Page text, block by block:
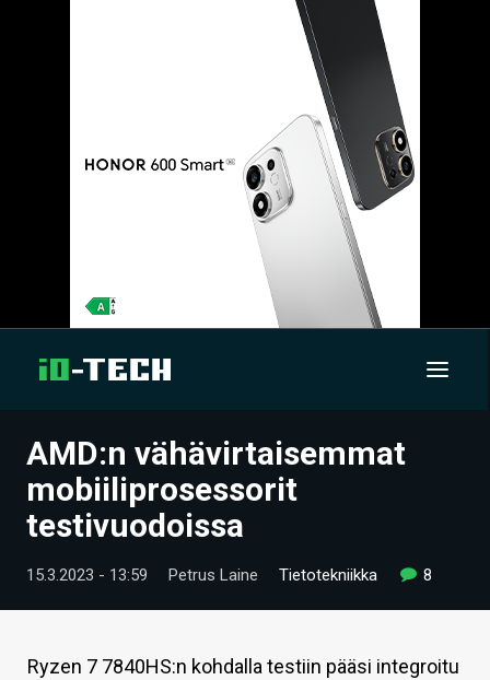
UUTISET
ARTIKKELIT
VIDEOT
TECHBBS
TIETOA
AMD:n vähävirtaisemmat
mobiiliprosessorit
testivuodoissa
15.3.2023 - 13:59 Petrus Laine Tietotekniikka 8
Ryzen 7 7840HS:n kohdalla testiin pääsi integroitu